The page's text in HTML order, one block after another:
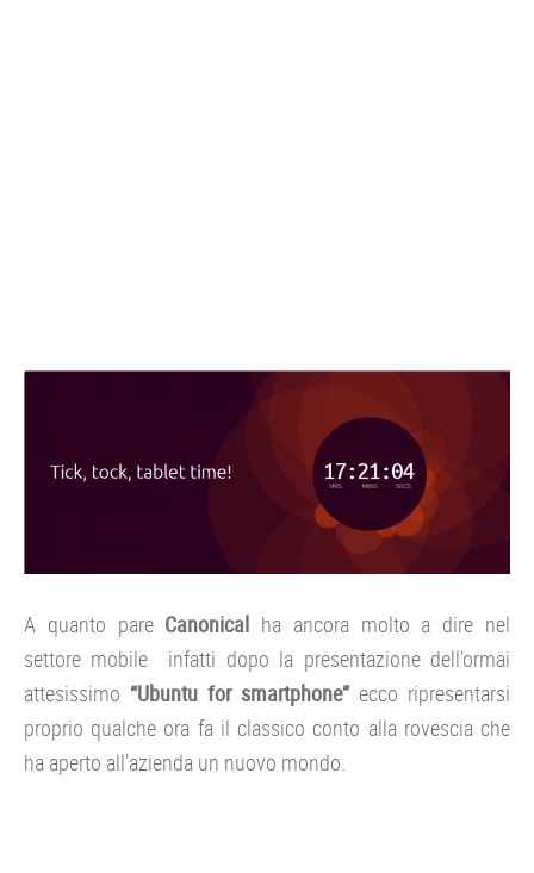
A quanto pare Canonical ha ancora molto a dire nel
settore mobile infatti dopo la presentazione dell’ormai
attesissimo “Ubuntu for smartphone” ecco ripresentarsi
proprio qualche ora fa il classico conto alla rovescia che
ha aperto all’azienda un nuovo mondo.